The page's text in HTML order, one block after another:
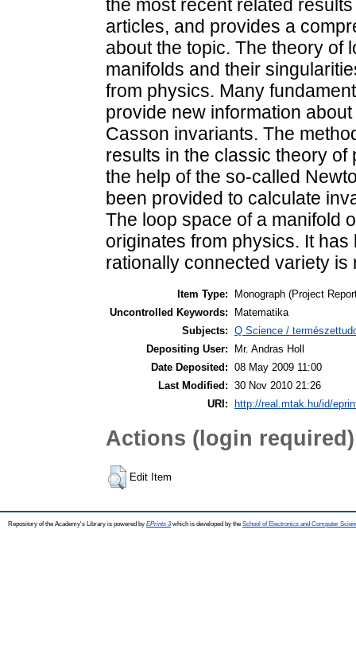
the most recent related
articles, and provides a
about the topic. The theory of
manifolds and their
from physics. Many
provide new information
Casson invariants. The
results in the classic theory
the help of the so-called
been provided to calculate
The loop space of a manifold
originates from physics. It
rationally connected variety
Item Type:
Monograph (Project
Uncontrolled Keywords:
Matematika
Subjects: Q Science /
Depositing User:
Mr. Andras Holl
Date Deposited: 08 May 2009 11:00
Last Modified: 30 Nov 2010 21:26
URI: http://real.mtak.hu/id/
Actions (login required)
Edit Item
Repository of the Academy's Library is powered by EPrints 3which is developed by the School of Electronics and Computer